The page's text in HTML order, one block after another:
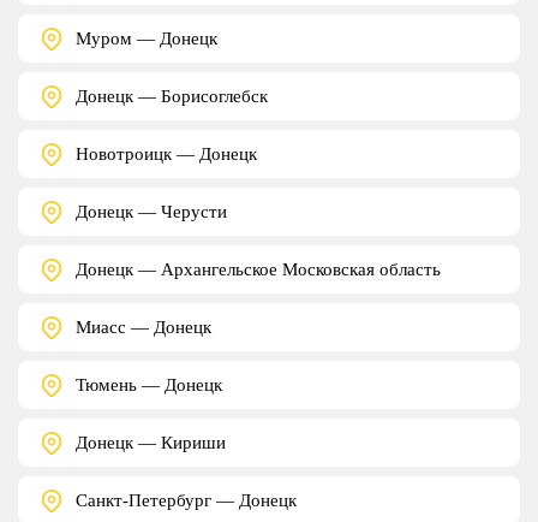
Муром — Донецк
Донецк — Борисоглебск
Новотроицк — Донецк
Донецк — Черусти
Донецк — Архангельское Московская область
Миасс — Донецк
Тюмень — Донецк
Донецк — Кириши
Санкт-Петербург — Донецк